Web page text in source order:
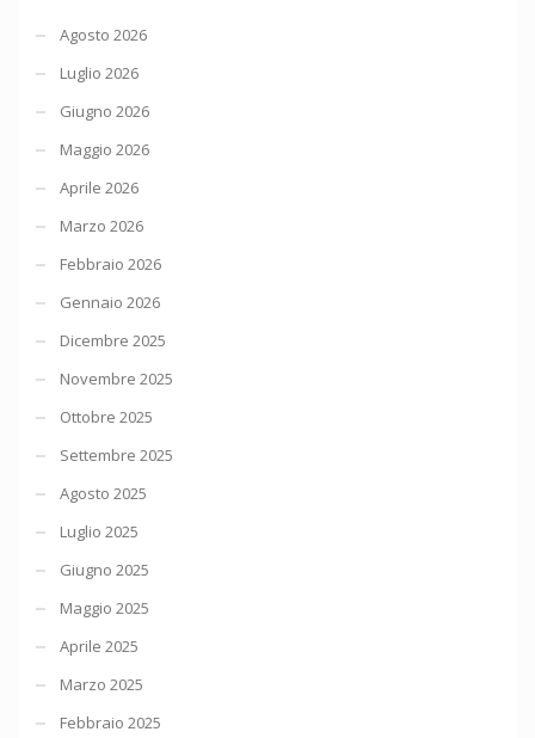
Agosto 2026
Luglio 2026
Giugno 2026
Maggio 2026
Aprile 2026
Marzo 2026
Febbraio 2026
Gennaio 2026
Dicembre 2025
Novembre 2025
Ottobre 2025
Settembre 2025
Agosto 2025
Luglio 2025
Giugno 2025
Maggio 2025
Aprile 2025
Marzo 2025
Febbraio 2025